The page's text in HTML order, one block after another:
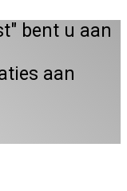
bent u aan
aan